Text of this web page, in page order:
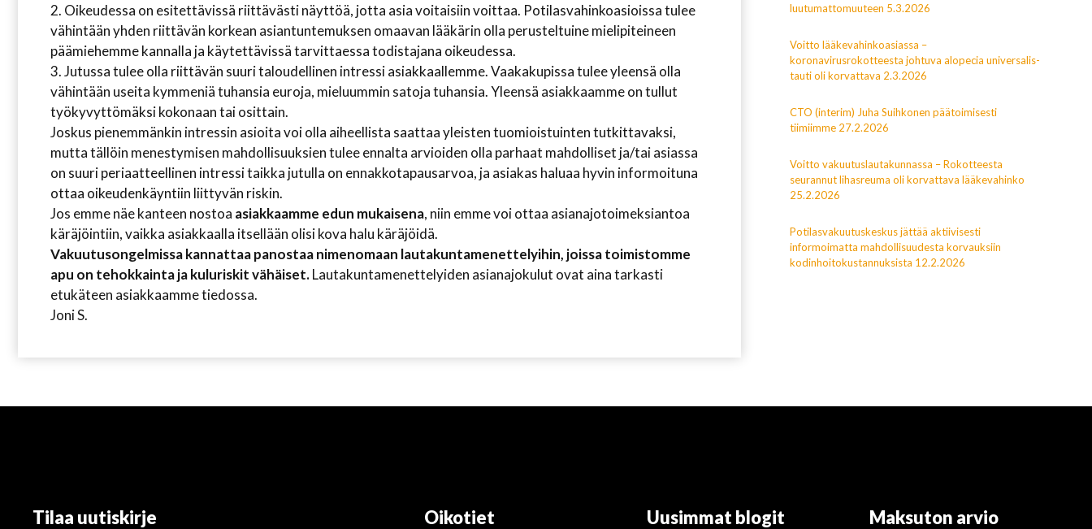
2. Oikeudessa on esitettävissä riittävästi näyttöä, jotta asia voitaisiin voittaa. Potilasvahinkoasioissa tulee
vähintään yhden riittävän korkean asiantuntemuksen omaavan lääkärin olla perusteltuine mielipiteineen
päämiehemme kannalla ja käytettävissä tarvittaessa todistajana oikeudessa.
3. Jutussa tulee olla riittävän suuri taloudellinen intressi asiakkaallemme. Vaakakupissa tulee yleensä olla
vähintään useita kymmeniä tuhansia euroja, mieluummin satoja tuhansia. Yleensä asiakkaamme on tullut
työkyvyttömäksi kokonaan tai osittain.
Joskus pienemmänkin intressin asioita voi olla aiheellista saattaa yleisten tuomioistuinten tutkittavaksi,
mutta tällöin menestymisen mahdollisuuksien tulee ennalta arvioiden olla parhaat mahdolliset ja/tai asiassa
on suuri periaatteellinen intressi taikka jutulla on ennakkotapausarvoa, ja asiakas haluaa hyvin informoituna
ottaa oikeudenkäyntiin liittyvän riskin.
Jos emme näe kanteen nostoa asiakkaamme edun mukaisena, niin emme voi ottaa asianajotoimeksiantoa
käräjöintiin, vaikka asiakkaalla itsellään olisi kova halu käräjöidä.
Vakuutusongelmissa kannattaa panostaa nimenomaan lautakuntamenettelyihin, joissa toimistomme
apu on tehokkainta ja kuluriskit vähäiset.Lautakuntamenettelyiden asianajokulut ovat aina tarkasti
etukäteen asiakkaamme tiedossa.
Joni S.
luutumattomuuteen 5.3.2026
Voitto lääkevahinkoasiassa –
koronavirusrokotteesta johtuva alopecia universalis-
tauti oli korvattava 2.3.2026
CTO (interim) Juha Suihkonen päätoimisesti
tiimiimme 27.2.2026
Voitto vakuutuslautakunnassa – Rokotteesta
seurannut lihasreuma oli korvattava lääkevahinko
25.2.2026
Potilasvakuutuskeskus jättää aktiivisesti
informoimatta mahdollisuudesta korvauksiin
kodinhoitokustannuksista 12.2.2026
Tilaa uutiskirje Oikotiet Uusimmat blogit Maksuton arvio